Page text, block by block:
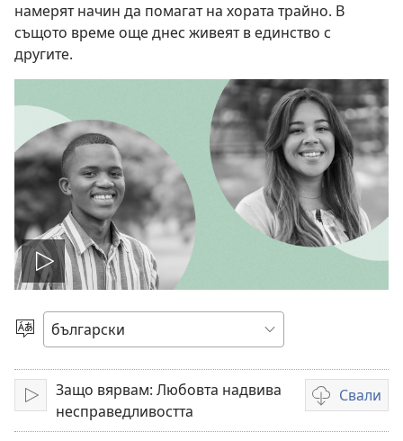
намерят начин да помагат на хората трайно. В
същото време още днес живеят в единство с
другите.
Пусни
видео
Избери
език
Пусни
Защо вярвам: Любовта надвива
несправедливостта
Свали
Опции
за